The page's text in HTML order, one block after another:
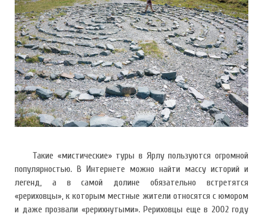
Такие «мистические» туры в Ярлу пользуются огромной
популярностью. В Интернете можно найти массу историй и
легенд, а в самой долине обязательно встретятся
«рериховцы», к которым местные жители относятся с юмором
и даже прозвали «рерихнутыми». Рериховцы еще в 2002 году